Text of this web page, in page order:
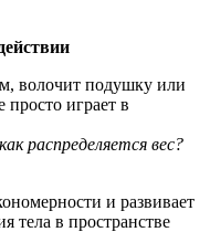
волочит подушку или
просто играет в
распределяется вес?
и развивает
тела в пространстве